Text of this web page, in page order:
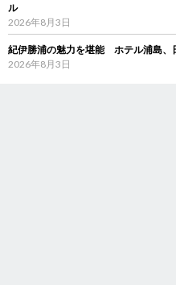
ル
2026年8月3日
紀伊勝浦の魅力を堪能 ホテル浦島、
2026年8月3日